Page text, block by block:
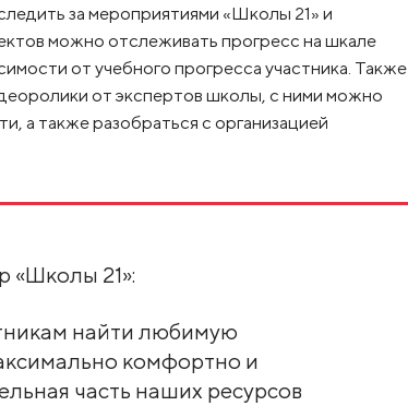
за мероприятиями «Школы 21» и
можно отслеживать прогресс на шкале
от учебного прогресса участника. Также
от экспертов школы, с ними можно
а также разобраться с организацией
«Школы 21»:
найти любимую
комфортно и
часть наших ресурсов